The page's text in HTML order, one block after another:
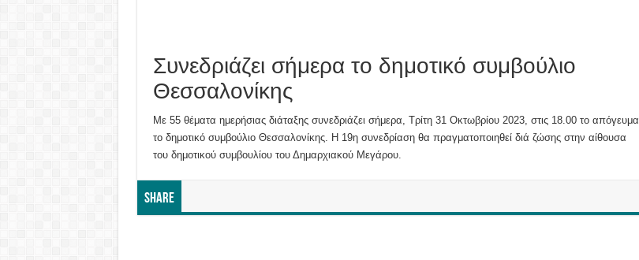
Συνεδριάζει σήμερα το δημοτικό συμβούλιο
Θεσσαλονίκης
Με 55 θέματα ημερήσιας διάταξης συνεδριάζει σήμερα, Τρίτη 31 Οκτωβρίου 2023, στις 18.00 το απόγευμα
το δημοτικό συμβούλιο Θεσσαλονίκης. Η 19η συνεδρίαση θα πραγματοποιηθεί διά ζώσης στην αίθουσα
του δημοτικού συμβουλίου του Δημαρχιακού Μεγάρου.
Share